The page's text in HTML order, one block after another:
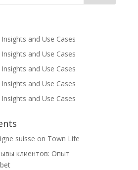
and Use Cases
and Use Cases
and Use Cases
and Use Cases
and Use Cases
suisse on Town Life
клиентов: Опыт